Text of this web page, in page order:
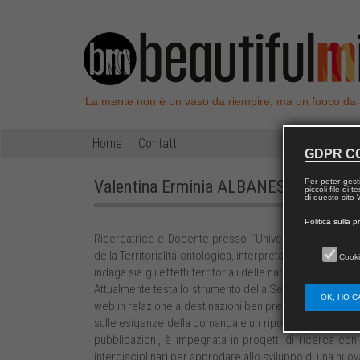
La mente non è un vaso da riempire, ma un fuoco da
Home Contatti
Valentina Erminia ALBANESE
Ricercatrice e Docente presso l’Università di
della Territorialità ontologica, interpretando la
indaga sia gli effetti territoriali delle narrazioni, sia i
Attualmente testa lo strumento della Sentiment
web in relazione a destinazioni ben precise
sulle esigenze della domanda e un riposizionamento
pubblicazioni, è impegnata in progetti di ricerca
interdisciplinari per approdare allo sviluppo di una
GDPR
Per poter
piccoli file di
di questo sito
Politica sulla
OK, HO